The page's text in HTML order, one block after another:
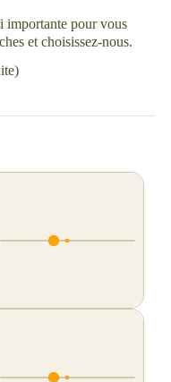
importante pour vous
et choisissez-nous.